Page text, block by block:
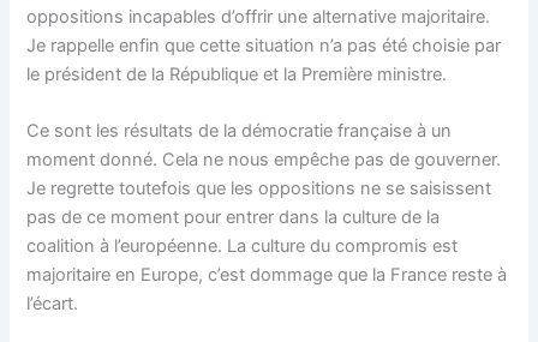
oppositions incapables d’offrir une alternative majoritaire.
Je rappelle enfin que cette situation n’a pas été choisie par
le président de la République et la Première ministre.
Ce sont les résultats de la démocratie française à un
moment donné. Cela ne nous empêche pas de gouverner.
Je regrette toutefois que les oppositions ne se saisissent
pas de ce moment pour entrer dans la culture de la
coalition à l’européenne. La culture du compromis est
majoritaire en Europe, c’est dommage que la France reste à
l’écart.